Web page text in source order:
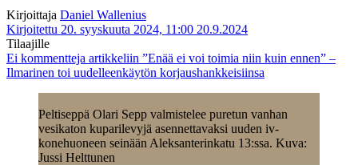
Kirjoittaja Daniel Wallenius
Kirjoitettu 20. syyskuuta 2024, 11:00 20.9.2024
Tilaajille
Ei kommentteja artikkeliin ”Enää ei voi toimia niin kuin ennen” –
Ilmarinen toi uudelleenkäytön korjaushankkeisiinsa
Peltiseppä Olari Sepp valmistelee puretun vanhan
vesikaton kuparilevyjä asennettavaksi uuden iv-
konehuoneen seinään Aleksanterinkatu 13:ssa. Kuva:
Jussi Helttunen